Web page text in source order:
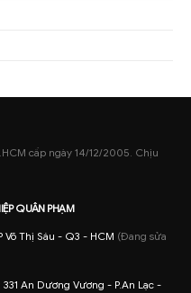
cấp ngày 14/12/2005. Chịu
QUÂN PHẠM
Võ Thị Sáu - Q3 - HCM (Đang sửa
331 An Dương Vương - P.An Lạc -